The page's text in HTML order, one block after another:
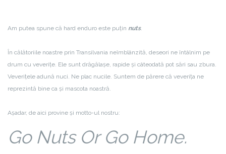
Am putea spune că hard enduro este puțin nuts.
În călătoriile noastre prin Transilvania neîmblânzită, deseori ne întâlnim pe
drum cu veverițe. Ele sunt drăgălașe, rapide și câteodată pot sări sau zbura.
Veverițele adună nuci. Ne plac nucile. Suntem de părere că veverița ne
reprezintă bine ca și mascota noastră.
Așadar, de aici provine și motto-ul nostru:
Go Nuts Or Go Home.